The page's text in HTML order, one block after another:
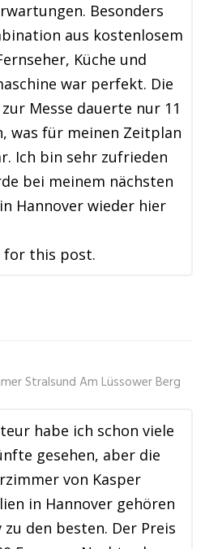
Besonders
aus kostenlosem
Küche und
war perfekt. Die
Messe dauerte nur 11
was für meinen Zeitplan
Ich bin sehr zufrieden
bei meinem nächsten
Hannover wieder hier
for this post.
Stralsund Am Lüssower Berg
habe ich schon viele
gesehen, aber die
von Kasper
in Hannover gehören
den besten. Der Preis